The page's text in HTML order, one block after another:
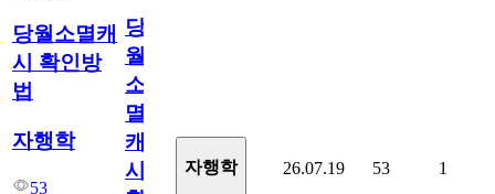
당월소멸캐
시 확인방
법
자행학
53
당
월
소
멸
캐
시
자행학 26.07.19 53 1